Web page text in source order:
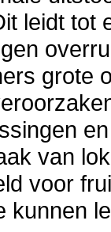
leidt tot
grote
van
voor
kunnen